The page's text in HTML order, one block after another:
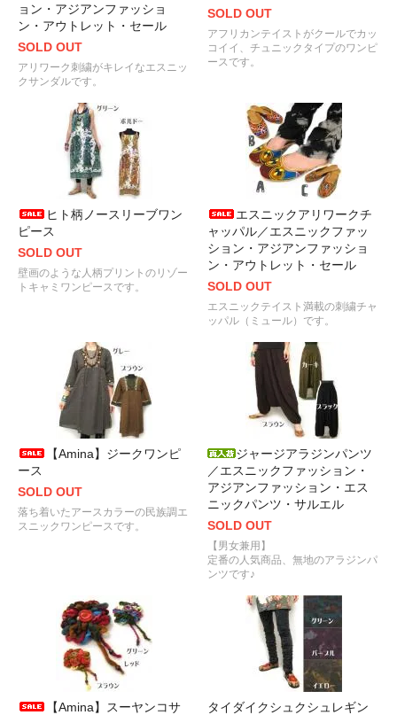
ョン・アジアンファッショ
ン・アウトレット・セール
SOLD OUT
アリワーク刺繍がキレイなエスニッ
クサンダルです。
SOLD OUT
アフリカンテイストがクールでカッ
コイイ、チュニックタイプのワンピ
ースです。
ヒト柄ノースリーブワン
ピース
SOLD OUT
壁画のような人柄プリントのリゾー
トキャミワンピースです。
エスニックアリワークチ
ャッパル／エスニックファッ
ション・アジアンファッショ
ン・アウトレット・セール
SOLD OUT
エスニックテイスト満載の刺繍チャ
ッパル（ミュール）です。
【Amina】ジークワンピ
ース
SOLD OUT
落ち着いたアースカラーの民族調エ
スニックワンピースです。
ジャージアラジンパンツ
／エスニックファッション・
アジアンファッション・エス
ニックパンツ・サルエル
SOLD OUT
【男女兼用】
定番の人気商品、無地のアラジンパ
ンツです♪
【Amina】スーヤンコサ
タイダイクシュクシュレギン